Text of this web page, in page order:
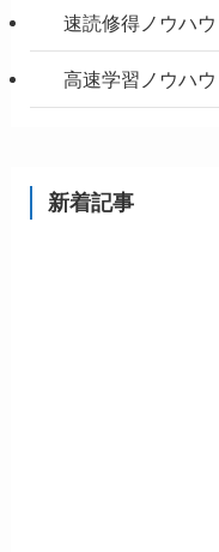
速読修得ノウハウ
高速学習ノウハウ
新着記事